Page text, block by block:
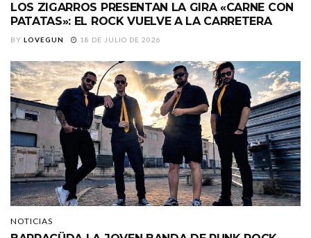
LOS ZIGARROS PRESENTAN LA GIRA «CARNE CON
PATATAS»: EL ROCK VUELVE A LA CARRETERA
BY LOVEGUN 18 DE JULIO DE 2026
NOTICIAS